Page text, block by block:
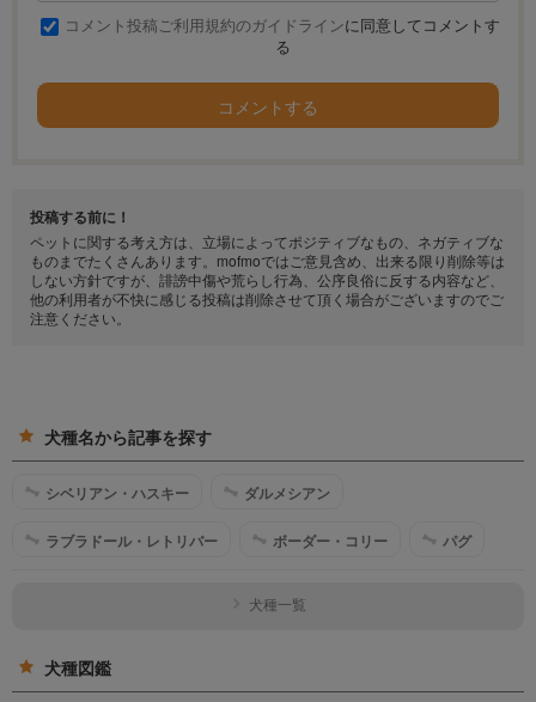
コメント投稿ご利用規約のガイドラインに同意してコメントす
る
コメントする
投稿する前に！
ペットに関する考え方は、立場によってポジティブなもの、ネガティブな
ものまでたくさんあります。mofmoではご意見含め、出来る限り削除等は
しない方針ですが、誹謗中傷や荒らし行為、公序良俗に反する内容など、
他の利用者が不快に感じる投稿は削除させて頂く場合がございますのでご
注意ください。
犬種名から記事を探す
シベリアン・ハスキー ダルメシアン
ラブラドール・レトリバー ボーダー・コリー パグ
犬種一覧
犬種図鑑